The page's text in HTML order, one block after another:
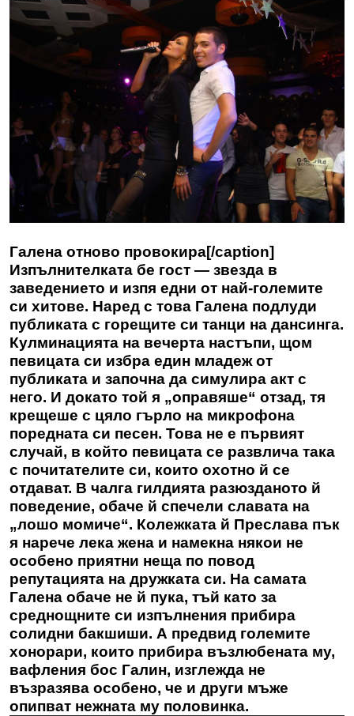
Галена отново провокира[/caption]
Изпълнителката бе гост — звезда в
заведението и изпя едни от най-големите
си хитове. Наред с това Галена подлуди
публиката с горещите си танци на дансинга.
Кулминацията на вечерта настъпи, щом
певицата си избра един младеж от
публиката и започна да симулира акт с
него. И докато той я „оправяше“ отзад, тя
крещеше с цяло гърло на микрофона
поредната си песен. Това не е първият
случай, в който певицата се развлича така
с почитателите си, които охотно й се
отдават. В чалга гилдията разюзданото й
поведение, обаче й спечели славата на
„лошо момиче“. Колежката й Преслава пък
я нарече лека жена и намекна някои не
особено приятни неща по повод
репутацията на дружката си. На самата
Галена обаче не й пука, тъй като за
среднощните си изпълнения прибира
солидни бакшиши. А предвид големите
хонорари, които прибира възлюбената му,
вафления бос Галин, изглежда не
възразява особено, че и други мъже
опипват нежната му половинка.